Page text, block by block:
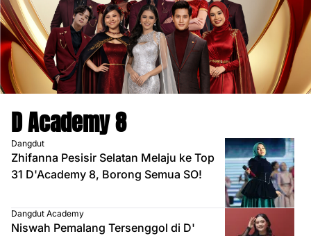
D Academy 8
Dangdut
Zhifanna Pesisir Selatan Melaju ke Top
31 D'Academy 8, Borong Semua SO!
Dangdut Academy
Niswah Pemalang Tersenggol di D'